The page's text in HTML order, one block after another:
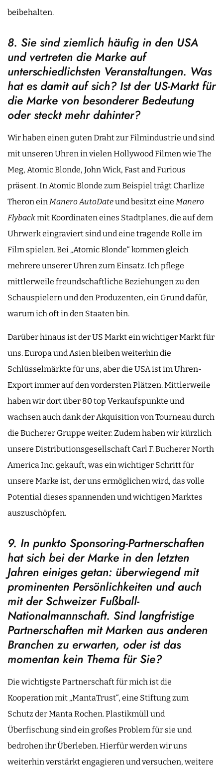
beibehalten.
8. Sie sind ziemlich häufig in den USA
und vertreten die Marke auf
unterschiedlichsten Veranstaltungen. Was
hat es damit auf sich? Ist der US-Markt für
die Marke von besonderer Bedeutung
oder steckt mehr dahinter?
Wir haben einen guten Draht zur Filmindustrie und sind
mit unseren Uhren in vielen Hollywood Filmen wie The
Meg, Atomic Blonde, John Wick, Fast and Furious
präsent. In Atomic Blonde zum Beispiel trägt Charlize
Theron ein Manero AutoDateund besitzt eine Manero
Flybackmit Koordinaten eines Stadtplanes, die auf dem
Uhrwerk eingraviert sind und eine tragende Rolle im
Film spielen. Bei „Atomic Blonde“ kommen gleich
mehrere unserer Uhren zum Einsatz. Ich pflege
mittlerweile freundschaftliche Beziehungen zu den
Schauspielern und den Produzenten, ein Grund dafür,
warum ich oft in den Staaten bin.
Darüber hinaus ist der US Markt ein wichtiger Markt für
uns. Europa und Asien bleiben weiterhin die
Schlüsselmärkte für uns, aber die USA ist im Uhren-
Export immer auf den vordersten Plätzen. Mittlerweile
haben wir dort über 80 top Verkaufspunkte und
wachsen auch dank der Akquisition von Tourneau durch
die Bucherer Gruppe weiter. Zudem haben wir kürzlich
unsere Distributionsgesellschaft Carl F. Bucherer North
America Inc. gekauft, was ein wichtiger Schritt für
unsere Marke ist, der uns ermöglichen wird, das volle
Potential dieses spannenden und wichtigen Marktes
auszuschöpfen.
9. In punkto Sponsoring-Partnerschaften
hat sich bei der Marke in den letzten
Jahren einiges getan: überwiegend mit
prominenten Persönlichkeiten und auch
mit der Schweizer Fußball-
Nationalmannschaft. Sind langfristige
Partnerschaften mit Marken aus anderen
Branchen zu erwarten, oder ist das
momentan kein Thema für Sie?
Die wichtigste Partnerschaft für mich ist die
Kooperation mit „MantaTrust“, eine Stiftung zum
Schutz der Manta Rochen. Plastikmüll und
Überfischung sind ein großes Problem für sie und
bedrohen ihr Überleben. Hierfür werden wir uns
weiterhin verstärkt engagieren und versuchen, weitere